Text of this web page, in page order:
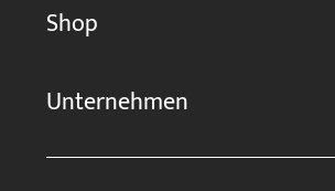
Shop
Unternehmen